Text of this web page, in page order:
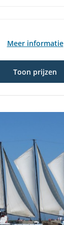
Meer informatie
Toon prijzen